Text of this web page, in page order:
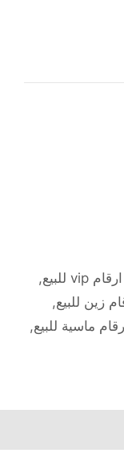
ارقام vip للبيع
,
زين للبيع,
ماسية للبيع,